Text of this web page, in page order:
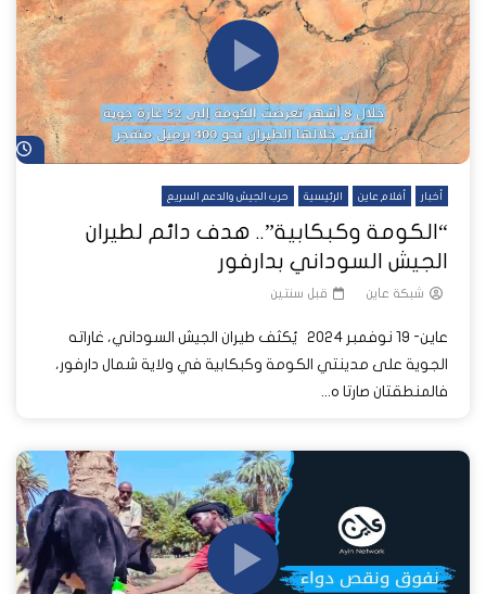
أخبار أفلام عاين الرئيسية حرب الجيش والدعم السريع
“الكومة وكبكابية”.. هدف دائم لطيران
الجيش السوداني بدارفور
شبكة عاين قبل سنتين
عاين- 19 نوفمبر 2024 يُكثف طيران الجيش السوداني، غاراته
الجوية على مدينتي الكومة وكبكابية في ولاية شمال دارفور،
فالمنطقتان صارتا ه...